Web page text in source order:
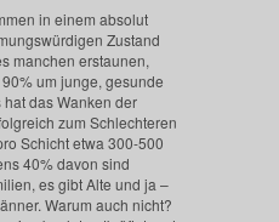
in einem absolut
Zustand
manchen erstaunen,
um junge, gesunde
das Wanken der
zum Schlechteren
Schicht etwa 300-500
40% davon sind
es gibt Alte und ja –
Warum auch nicht?